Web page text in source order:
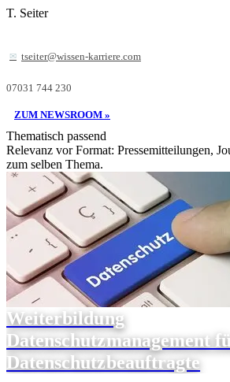
T. Seiter
tseiter@wissen-karriere.com
07031 744 230
ZUM NEWSROOM »
Thematisch passend
Relevanz vor Format: Pressemitteilungen,
zum selben Thema.
Weiterbildung
Datenschutzmanagement
Datenschutzbeauftragte